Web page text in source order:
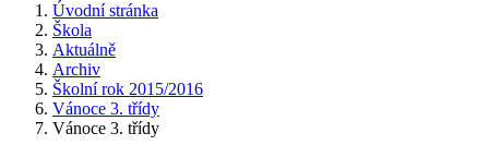
Úvodní stránka
Škola
Aktuálně
Archiv
Školní rok 2015/2016
Vánoce 3. třídy
Vánoce 3. třídy